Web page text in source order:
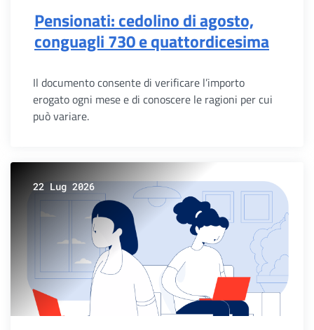
Pensionati: cedolino di agosto,
conguagli 730 e quattordicesima
Il documento consente di verificare l’importo
erogato ogni mese e di conoscere le ragioni per cui
può variare.
22 Lug 2026